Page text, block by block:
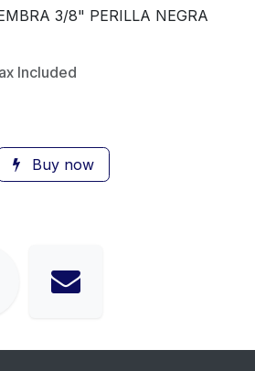
3/8" PERILLA NEGRA
Included
Buy now